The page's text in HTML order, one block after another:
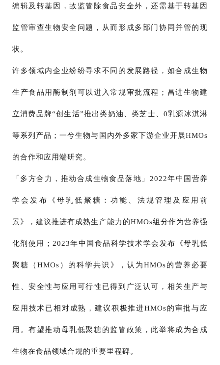
编辑及转基因，故监管除食品安全外，还需基于转基因
监管审查生物安全问题，从而形成多部门协同并管的现
状。
许多领域内企业纷纷寻求不同的发展路径，如合成生物
生产食品用酶制剂可以进入常规审批流程；昌进生物建
立消费品牌“创生活”推出类奶油、类芝士、0乳源冰淇淋
等系列产品；一兮生物与国内外多家下游企业开展HMOs
的合作和应用端研究。
「多方合力，推动合成生物食品落地」2022年中国营养
学会发布《母乳低聚糖：功能、法规管理及应用前
景》，建议推进有成熟生产能力的HMOs组分作为营养强
化剂使用；2023年中国食品科学技术学会发布《母乳低
聚糖（HMOs）的科学共识》，认为HMOs的营养必要
性、安全性与应用可行性已得到广泛认可，相关生产与
应用技术已相对成熟，建议积极推进HMOs的审批与应
用。有望推动母乳低聚糖的监管政策，此举将成为合成
生物在食品领域合规的重要里程碑。